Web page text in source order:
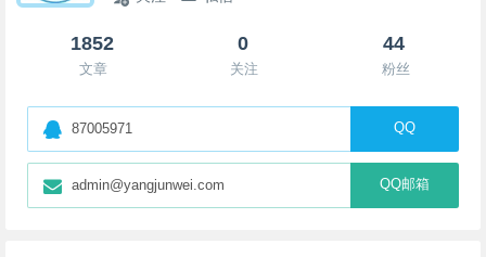
1852
文章
0
关注
44
粉丝
87005971 QQ
admin@yangjunwei.com QQ邮箱